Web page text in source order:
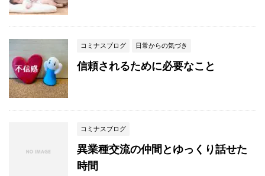
コミナスブログ 日常からの気づき
信頼されるために必要なこと
コミナスブログ
異業種交流の仲間とゆっくり話せた
時間